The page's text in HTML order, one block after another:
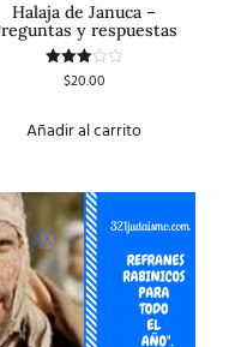
Halaja de Januca –
y respuestas
Valorado
con
$20.00
Añadir al carrito